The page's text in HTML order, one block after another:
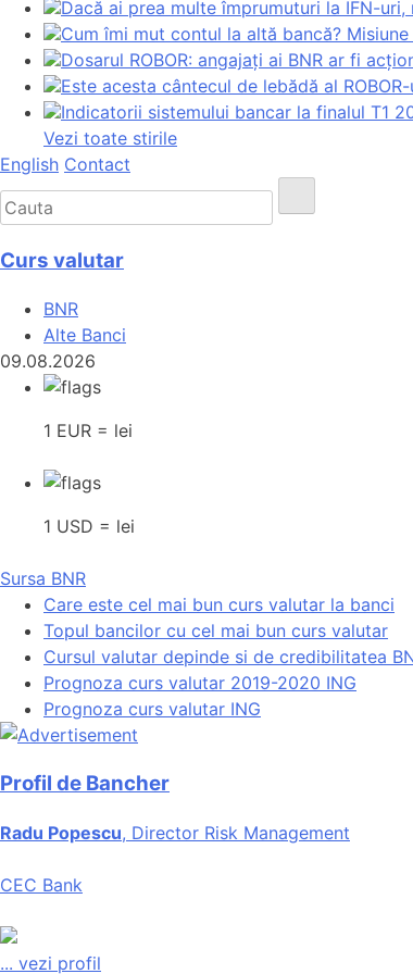
Dacă ai prea multe împrumuturi la IFN-
Cum îmi mut contul la altă bancă?
Dosarul ROBOR: angajați ai BNR ar fi
Este acesta cântecul de lebădă al ROBOR-
Indicatorii sistemului bancar la finalul T1
Vezi toate stirile
English Contact
Curs valutar
BNR
Alte Banci
09.08.2026
1 EUR = lei
1 USD = lei
Sursa BNR
Care este cel mai bun curs valutar la banci
Topul bancilor cu cel mai bun curs valutar
Cursul valutar depinde si de credibilitatea
Prognoza curs valutar 2019-2020 ING
Prognoza curs valutar ING
Profil de Bancher
Radu Popescu, Director Risk Management
CEC Bank
... vezi profil